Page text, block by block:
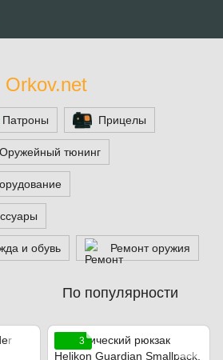
Orkov.net
Патроны Прицелы
Оружейный тюнинг
и обувь Ремонт оружия
По популярности
3